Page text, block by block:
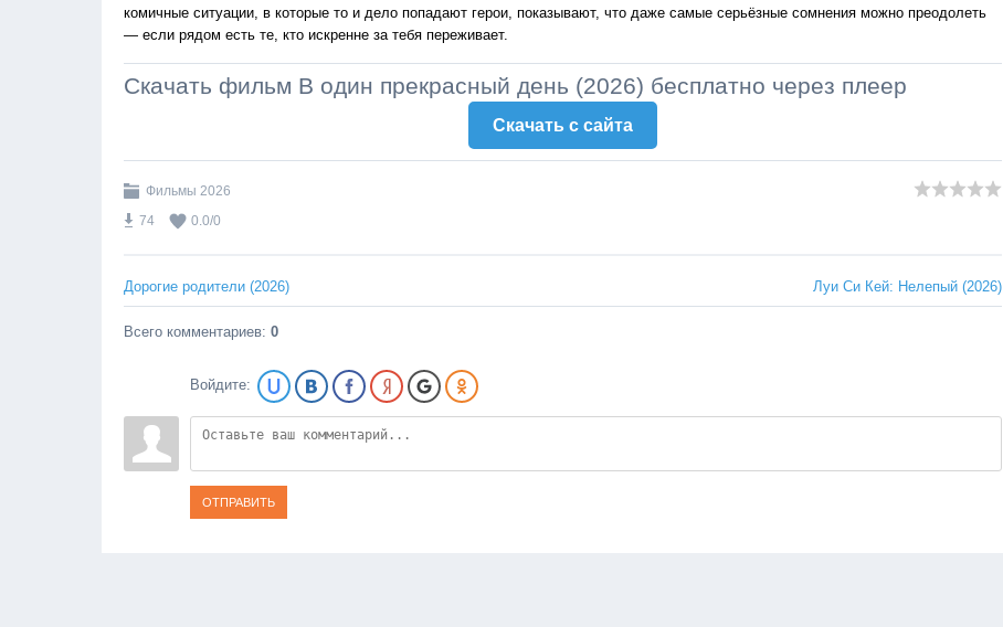
комичные ситуации, в которые то и дело попадают герои, показывают, что даже самые серьёзные сомнения можно преодолеть
— если рядом есть те, кто искренне за тебя переживает.
Скачать фильм В один прекрасный день (2026) бесплатно через плеер
Скачать c сайта
Фильмы 2026
74
0.0/0
Дорогие родители (2026) Луи Си Кей: Нелепый (2026)
Всего комментариев: 0
Войдите:
ОТПРАВИТЬ